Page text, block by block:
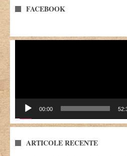
FACEBOOK
00:00
ARTICOLE RECENTE